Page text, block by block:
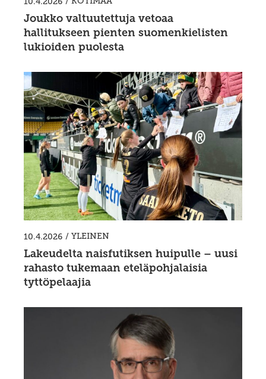
Joukko valtuutettuja vetoaa
hallitukseen pienten suomenkielisten
lukioiden puolesta
10.4.2026 / YLEINEN
Lakeudelta naisfutiksen huipulle – uusi
rahasto tukemaan eteläpohjalaisia
tyttöpelaajia